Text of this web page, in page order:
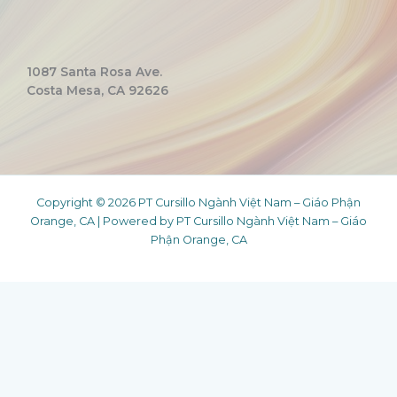
1087 Santa Rosa Ave.
Costa Mesa, CA 92626
Copyright © 2026 PT Cursillo Ngành Việt Nam – Giáo Phận
Orange, CA | Powered by PT Cursillo Ngành Việt Nam – Giáo
Phận Orange, CA